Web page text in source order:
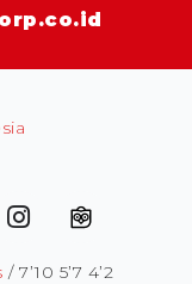
/ 7’10 5’7 4’2